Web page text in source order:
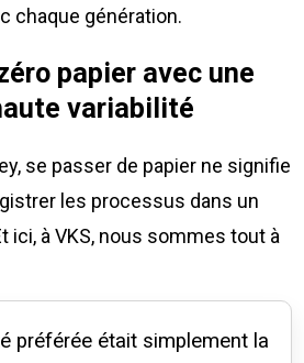
chaque génération.
papier avec une
variabilité
se passer de papier ne signifie
les processus dans un
ici, à VKS, nous sommes tout à
préférée était simplement la